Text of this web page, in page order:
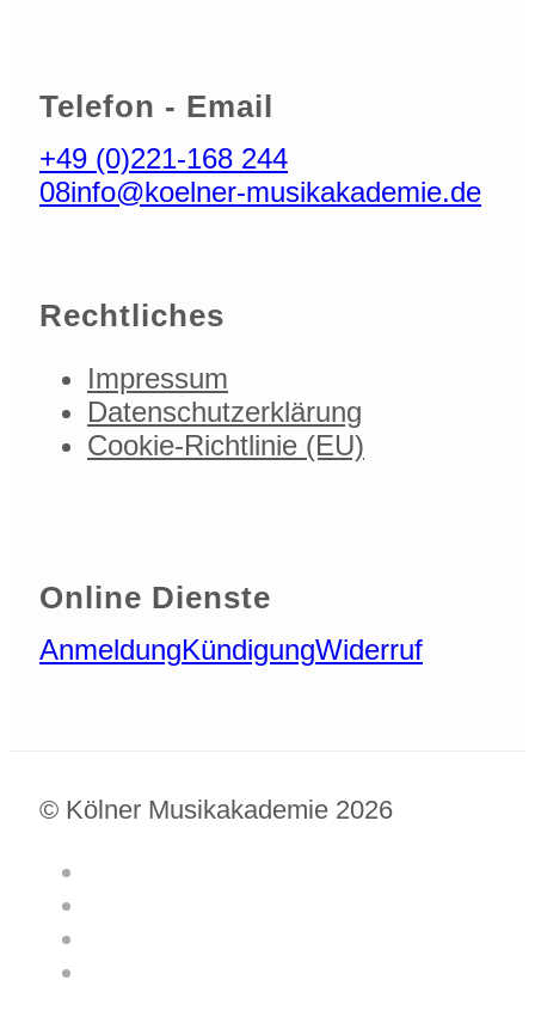
Telefon - Email
+49 (0)221-168 244
08info@koelner-musikakademie.de
Rechtliches
Impressum
Datenschutzerklärung
Cookie-Richtlinie (EU)
Online Dienste
AnmeldungKündigungWiderruf
© Kölner Musikakademie 2026